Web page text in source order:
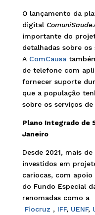
O lançamento da
digital
importante do
detalhadas sobre os
A ComCausa
de telefone com
fornecer suporte
que a população
sobre os serviços de
Plano Integrado de
Janeiro
Desde 2021, mais
investidos em
cariocas, com apoio
do Fundo Especial
renomadas como a
Fiocruz , IFF, UENF,